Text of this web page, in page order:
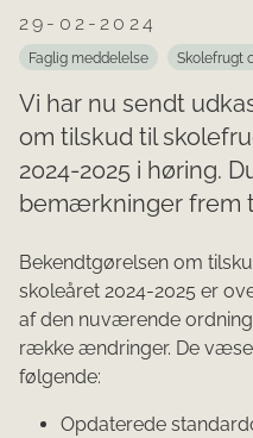
29-02-2024
Faglig meddelelse Skolefrugt
Vi har nu sendt
om tilskud til
2024-2025 i høring.
bemærkninger frem
Bekendtgørelsen om
skoleåret 2024-2025 er
af den nuværende
række ændringer. De
følgende:
Opdaterede